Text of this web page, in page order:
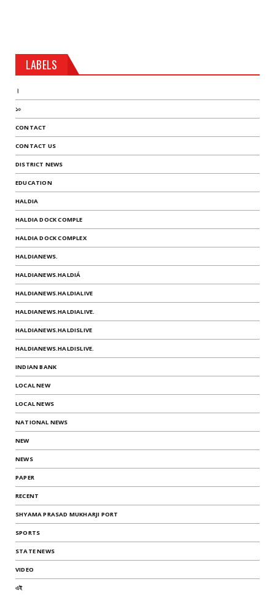
LABELS
।
১০
CONTACT
CONTACT US
DISTRICT NEWS
EDUCATION
HALDIA
HALDIA DOCK COMPLE
HALDIA DOCK COMPLEX
HALDIANEWS.
HALDIANEWS.HALDIÁ
HALDIANEWS.HALDIALIVE
HALDIANEWS.HALDIALIVE.
HALDIANEWS.HALDISLIVE
HALDIANEWS.HALDISLIVE.
INDIAN BANK
LOCAL NEW
LOCAL NEWS
NATIONAL NEWS
NEW
NEWS
PAPER
RECENT
SHYAMA PRASAD MUKHARJI PORT
SPORTS
STATE NEWS
VIDEO
এই